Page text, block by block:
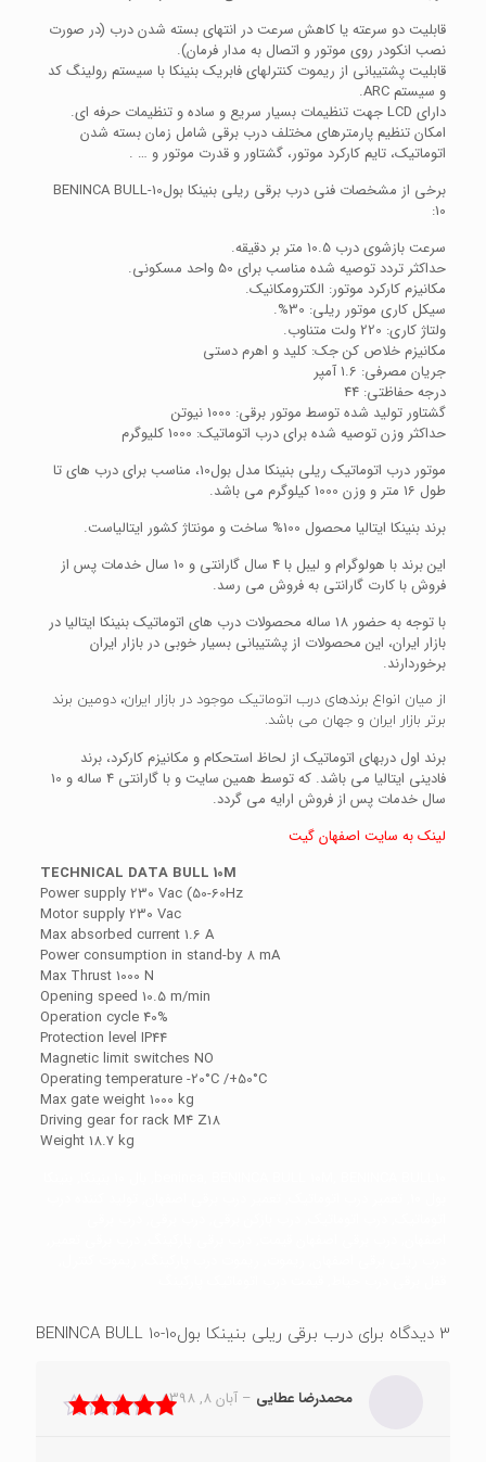
قابلیت دو سرعته یا کاهش سرعت در انتهای بسته شدن درب (در صورت
نصب انکودر روی موتور و اتصال به مدار فرمان).
قابلیت پشتیبانی از ریموت کنترلهای فابریک بنینکا با سیستم رولینگ کد
و سیستم ARC.
دارای LCD جهت تنظیمات بسیار سریع و ساده و تنظیمات حرفه ای.
امکان تنظیم پارمترهای مختلف درب برقی شامل زمان بسته شدن
اتوماتیک، تایم کارکرد موتور، گشتاور و قدرت موتور و … .
برخی از مشخصات فنی درب برقی ریلی بنینکا بول10-BENINCA BULL
10:
سرعت بازشوی درب 10.5 متر بر دقیقه.
حداکثر تردد توصیه شده مناسب برای 50 واحد مسکونی.
مکانیزم کارکرد موتور: الکترومکانیک.
سیکل کاری موتور ریلی: 30%.
ولتاژ کاری: 220 ولت متناوب.
مکانیزم خلاص کن جک: کلید و اهرم دستی
جریان مصرفی: 1.6 آمپر
درجه حفاظتی: 44
گشتاور تولید شده توسط موتور برقی: 1000 نیوتن
حداکثر وزن توصیه شده برای درب اتوماتیک: 1000 کلیوگرم
موتور درب اتوماتیک ریلی بنینکا مدل بول10، مناسب برای درب های تا
طول 16 متر و وزن 1000 کیلوگرم می باشد.
برند بنینکا ایتالیا محصول 100% ساخت و مونتاژ کشور ایتالیاست.
این برند با هولوگرام و لیبل با 4 سال گارانتی و 10 سال خدمات پس از
فروش با کارت گارانتی به فروش می رسد.
با توجه به حضور 18 ساله محصولات درب های اتوماتیک بنینکا ایتالیا در
بازار ایران، این محصولات از پشتیبانی بسیار خوبی در بازار ایران
برخوردارند.
از میان انواع برندهای درب اتوماتیک موجود در بازار ایران، دومین برند
برتر بازار ایران و جهان می باشد.
برند اول دربهای اتوماتیک از لحاظ استحکام و مکانیزم کارکرد، برند
فادینی ایتالیا می باشد. که توسط همین سایت و با گارانتی 4 ساله و 10
سال خدمات پس از فروش ارایه می گردد.
لینک به سایت اصفهان گیت
TECHNICAL DATA BULL 10M
Power supply 230 Vac (50-60Hz
Motor supply 230 Vac
Max absorbed current 1.6 A
Power consumption in stand-by 8 mA
Max Thrust 1000 N
Opening speed 10.5 m/min
Operation cycle 40%
Protection level IP44
Magnetic limit switches NO
Operating temperature -20°C /+50°C
Max gate weight 1000 kg
Driving gear for rack M4 Z18
Weight 18.7 kg
3 دیدگاه برای درب برقی ریلی بنینکا بول10-BENINCA BULL 10
محمدرضا عطایی – آبان 8, 1398